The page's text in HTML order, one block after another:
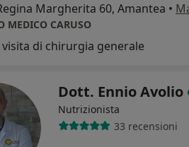
Margherita 60, Amantea •
MEDICO CARUSO
di chirurgia generale
Dott. Ennio Avolio
Nutrizionista
33 recensioni